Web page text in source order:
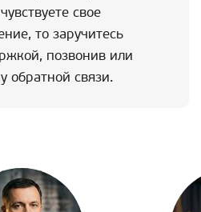
свое
то заручитесь
позвонив или
обратной связи.